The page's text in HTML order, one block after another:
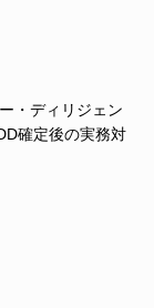
・ディリジェン
確定後の実務対